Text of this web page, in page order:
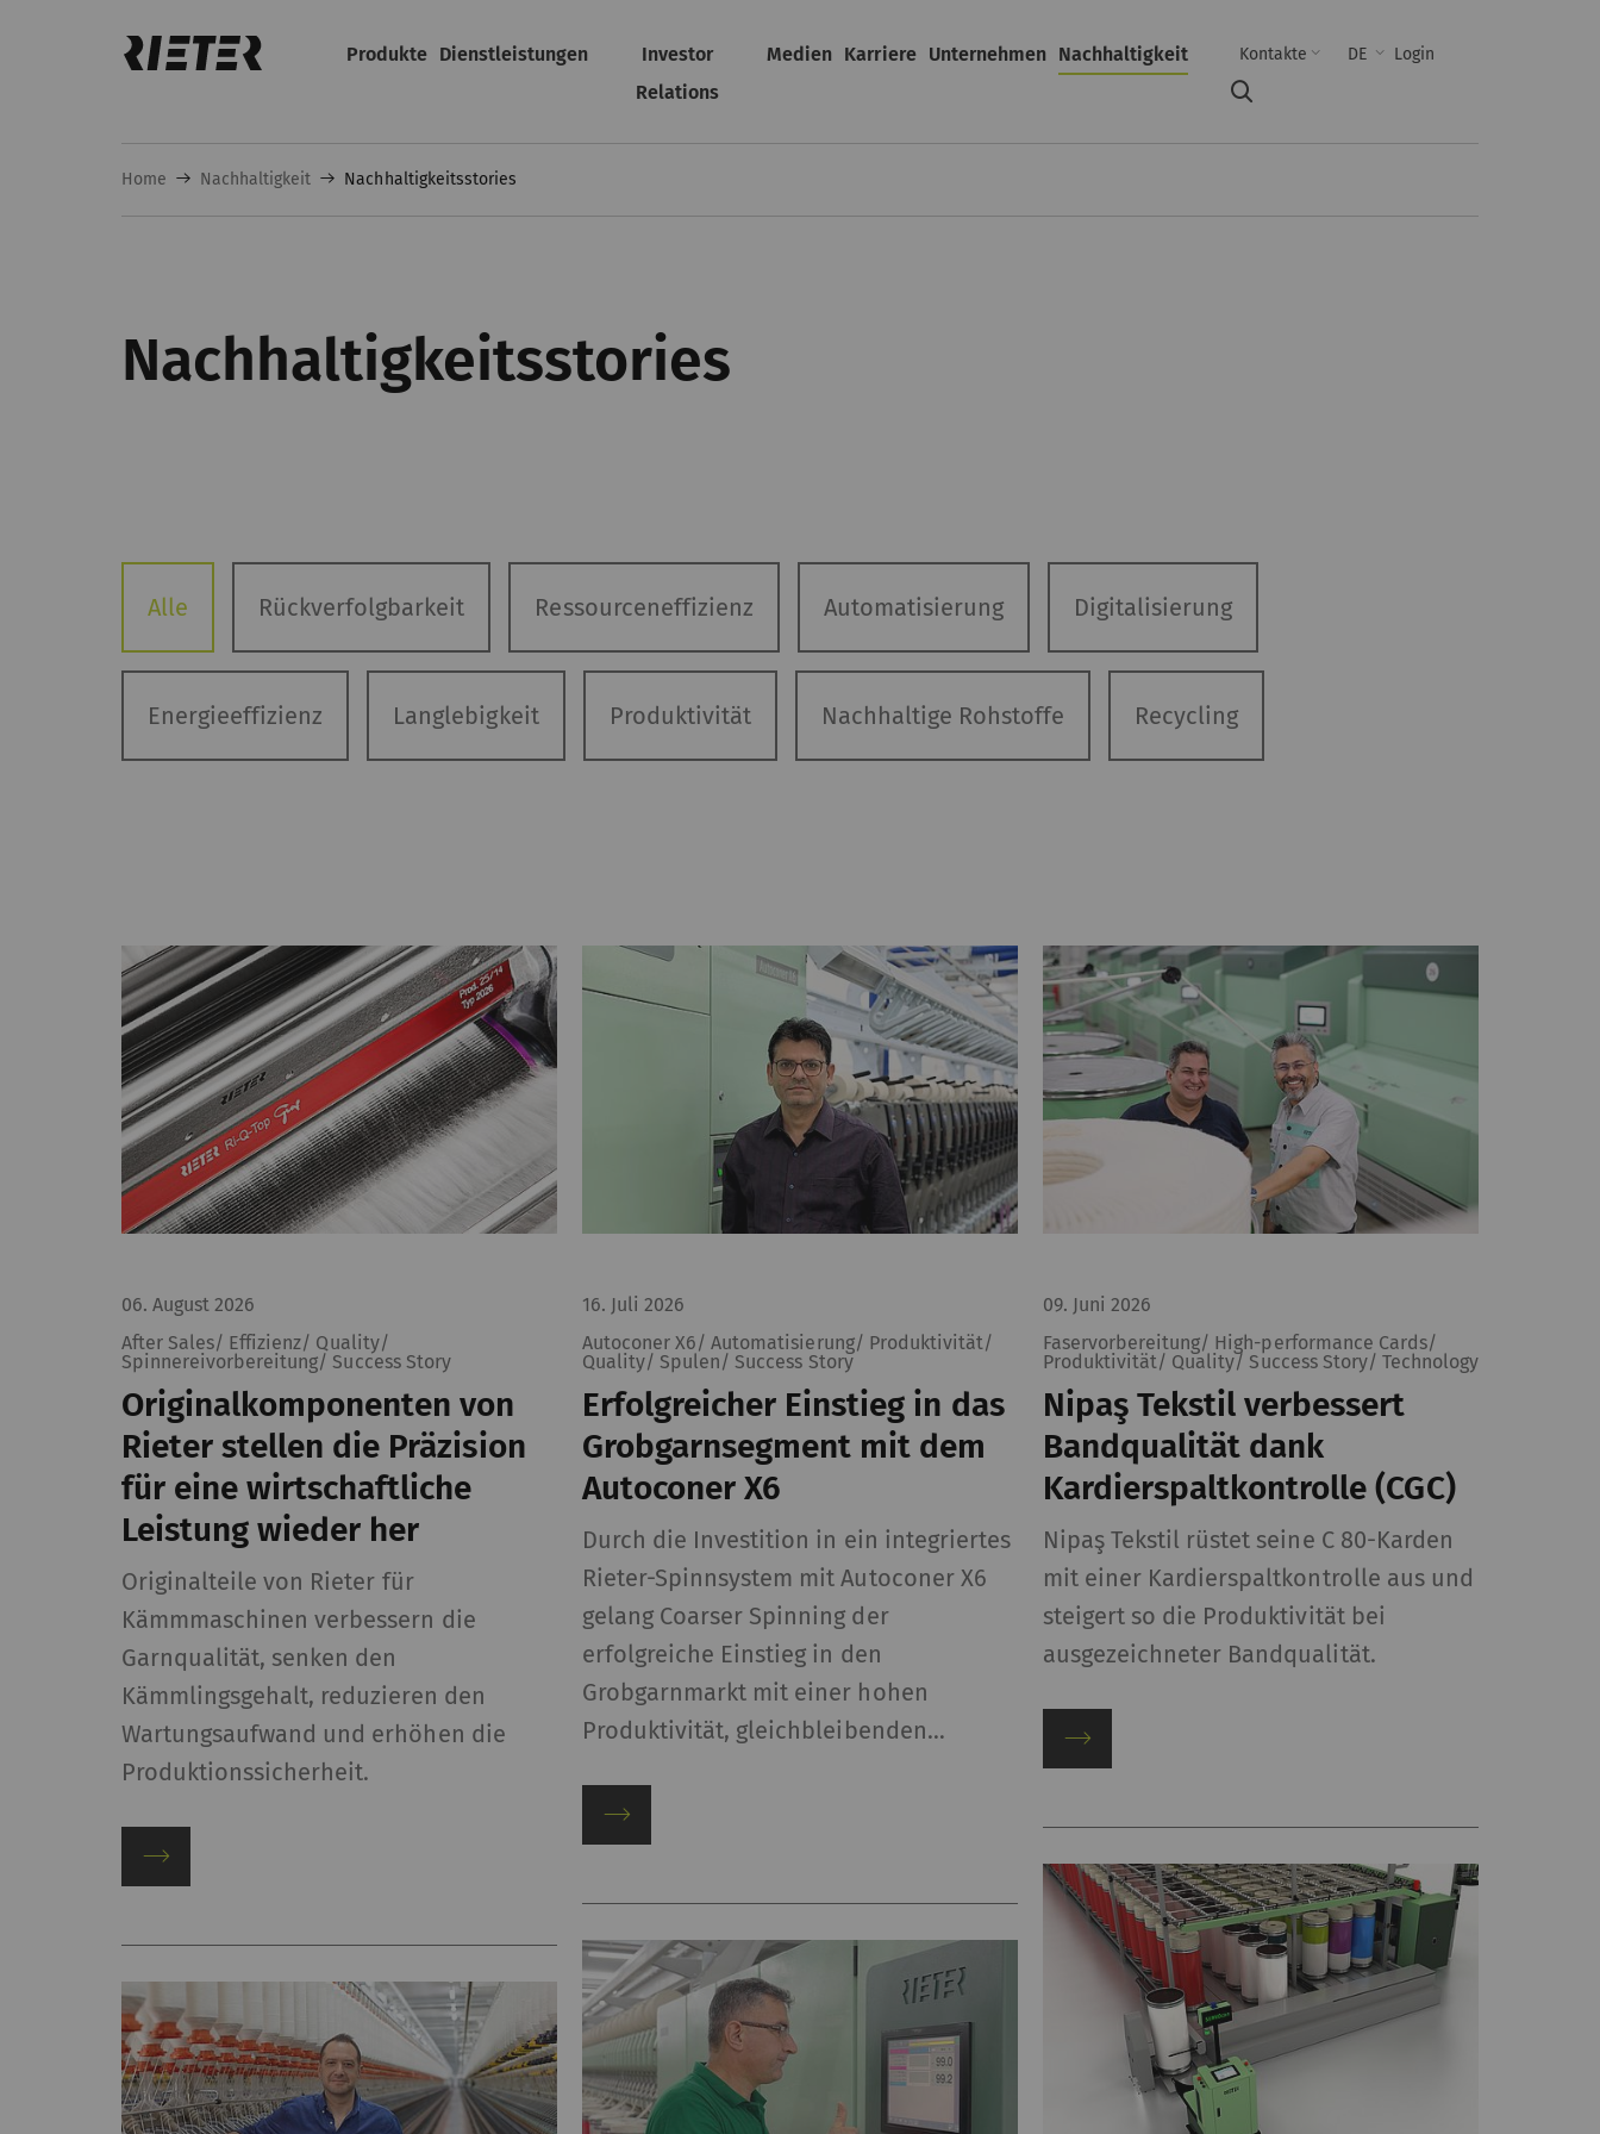
Produkte Dienstleistungen
Investor
Relations
Medien Karriere Unternehmen Nachhaltigkeit Kontakte DE
Login
Home Nachhaltigkeit Nachhaltigkeitsstories
Nachhaltigkeitsstories
Alle Rückverfolgbarkeit Ressourceneffizienz Automatisierung Digitalisierung
Energieeffizienz Langlebigkeit Produktivität Nachhaltige Rohstoffe Recycling
06. August 2026
After Sales/ Effizienz/ Quality/
Spinnereivorbereitung/ Success Story
Originalkomponenten von
Rieter stellen die Präzision
für eine wirtschaftliche
Leistung wieder her
Originalteile von Rieter für
Kämmmaschinen verbessern die
Garnqualität, senken den
Kämmlingsgehalt, reduzieren den
Wartungsaufwand und erhöhen die
Produktionssicherheit.
16. Juli 2026
Autoconer X6/ Automatisierung/ Produktivität/
Quality/ Spulen/ Success Story
Erfolgreicher Einstieg in das
Grobgarnsegment mit dem
Autoconer X6
Durch die Investition in ein integriertes
Rieter-Spinnsystem mit Autoconer X6
gelang Coarser Spinning der
erfolgreiche Einstieg in den
Grobgarnmarkt mit einer hohen
Produktivität, gleichbleibenden…
09. Juni 2026
Faservorbereitung/ High-performance Cards/
Produktivität/ Quality/ Success Story/ Technology
Nipaş Tekstil verbessert
Bandqualität dank
Kardierspaltkontrolle (CGC)
Nipaş Tekstil rüstet seine C 80-Karden
mit einer Kardierspaltkontrolle aus und
steigert so die Produktivität bei
ausgezeichneter Bandqualität.